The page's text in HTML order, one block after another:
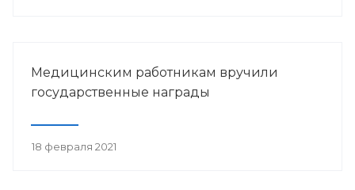
Медицинским работникам вручили
государственные награды
18 февраля 2021